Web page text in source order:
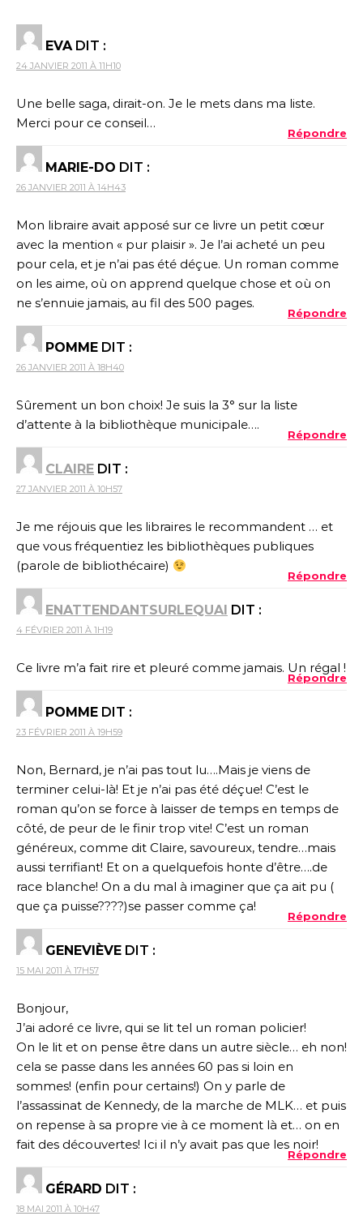
EVA DIT :
24 JANVIER 2011 À 11H10
Une belle saga, dirait-on. Je le mets dans ma liste.
Merci pour ce conseil…
Répondre
MARIE-DO DIT :
26 JANVIER 2011 À 14H43
Mon libraire avait apposé sur ce livre un petit cœur
avec la mention « pur plaisir ». Je l’ai acheté un peu
pour cela, et je n’ai pas été déçue. Un roman comme
on les aime, où on apprend quelque chose et où on
ne s’ennuie jamais, au fil des 500 pages.
Répondre
POMME DIT :
26 JANVIER 2011 À 18H40
Sûrement un bon choix! Je suis la 3° sur la liste
d’attente à la bibliothèque municipale….
Répondre
CLAIRE DIT :
27 JANVIER 2011 À 10H57
Je me réjouis que les libraires le recommandent … et
que vous fréquentiez les bibliothèques publiques
(parole de bibliothécaire)
Répondre
ENATTENDANTSURLEQUAI DIT :
4 FÉVRIER 2011 À 1H19
Ce livre m’a fait rire et pleuré comme jamais. Un régal !
Répondre
POMME DIT :
23 FÉVRIER 2011 À 19H59
Non, Bernard, je n’ai pas tout lu….Mais je viens de
terminer celui-là! Et je n’ai pas été déçue! C’est le
roman qu’on se force à laisser de temps en temps de
côté, de peur de le finir trop vite! C’est un roman
généreux, comme dit Claire, savoureux, tendre…mais
aussi terrifiant! Et on a quelquefois honte d’être….de
race blanche! On a du mal à imaginer que ça ait pu (
que ça puisse????)se passer comme ça!
Répondre
GENEVIÈVE DIT :
15 MAI 2011 À 17H57
Bonjour,
J’ai adoré ce livre, qui se lit tel un roman policier!
On le lit et on pense être dans un autre siècle… eh non!
cela se passe dans les années 60 pas si loin en
sommes! (enfin pour certains!) On y parle de
l’assassinat de Kennedy, de la marche de MLK… et puis
on repense à sa propre vie à ce moment là et… on en
fait des découvertes! Ici il n’y avait pas que les noir!
Répondre
GÉRARD DIT :
18 MAI 2011 À 10H47